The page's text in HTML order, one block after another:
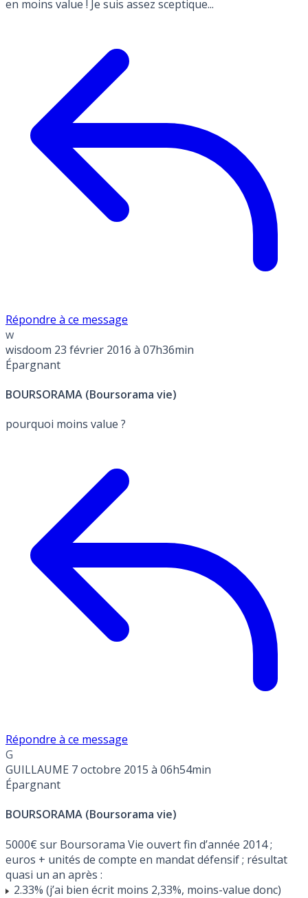
en moins value ! Je suis assez sceptique...
Répondre à ce message
w
wisdoom 23 février 2016 à 07h36min
Épargnant
BOURSORAMA (Boursorama vie)
pourquoi moins value ?
Répondre à ce message
G
GUILLAUME 7 octobre 2015 à 06h54min
Épargnant
BOURSORAMA (Boursorama vie)
5000€ sur Boursorama Vie ouvert fin d’année 2014 ;
euros + unités de compte en mandat défensif ; résultat
quasi un an après :
2.33% (j’ai bien écrit moins 2,33%, moins-value donc)